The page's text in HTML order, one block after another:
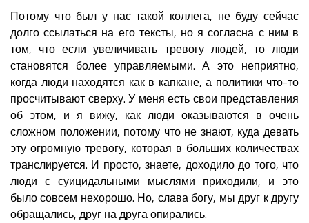
Потому что был у нас такой коллега, не буду сейчас
долго ссылаться на его тексты, но я согласна с ним в
том, что если увеличивать тревогу людей, то люди
становятся более управляемыми. А это неприятно,
когда люди находятся как в капкане, а политики что-то
просчитывают сверху. У меня есть свои представления
об этом, и я вижу, как люди оказываются в очень
сложном положении, потому что не знают, куда девать
эту огромную тревогу, которая в больших количествах
транслируется. И просто, знаете, доходило до того, что
люди с суицидальными мыслями приходили, и это
было совсем нехорошо. Но, слава богу, мы друг к другу
обращались, друг на друга опирались.